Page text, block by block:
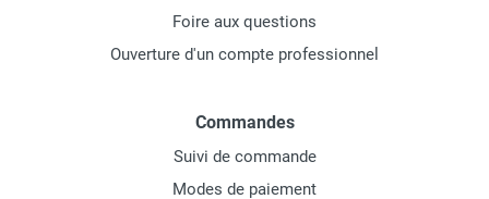
Foire aux questions
Ouverture d'un compte professionnel
Commandes
Suivi de commande
Modes de paiement